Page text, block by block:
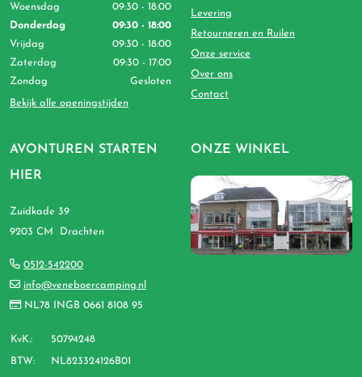
AVONTUREN STARTEN
HIER
Zuidkade 39
9203 CM Drachten
0512-542200
info@veneboercamping.nl
NL78 INGB 0661 8108 95
KvK.: 50794248
BTW: NL823324126B01
Woensdag
09:30 - 18:00
Donderdag
09:30 - 18:00
Vrijdag
09:30 - 18:00
Zaterdag
09:30 - 17:00
Zondag
Gesloten
Bekijk alle openingstijden
Levering
Retourneren en Ruilen
Onze service
Over ons
Contact
ONZE WINKEL